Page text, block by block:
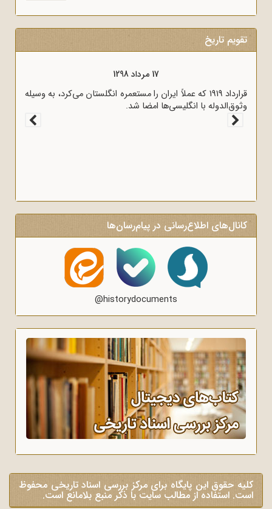
تقویم تاریخ
17 مرداد 1298
قرارداد 1919 که عملاً ایران را مستعمره انگلستان می‌کرد، به وسیله
وثوق‌الدوله با انگلیسی‌ها امضا شد.
کانال‌های اطلاع‌رسانی در پیام‌رسان‌ها
@historydocuments
کلیه حقوق این پایگاه برای مرکز بررسی اسناد تاریخی محفوظ
است. استفاده از مطالب سایت با ذکر منبع بلامانع است.